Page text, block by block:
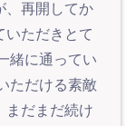
、再開してか
いただきとて
緒に通ってい
ただける素敵
まだまだ続け